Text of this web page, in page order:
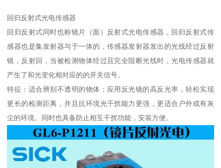
回归反射式光电传感器
回归反射式同时也称镜片（面）反射式光电传感器，回归反射式传
感器也是集发射器与于一体的，传感器发射器发出的光线经过反射
镜，反射回，当被检测物体经过且完全阻断光线时，光电传感器就
产生了和光变化相对应的的开关信号。
特征：适合辨别不透明的物体；应用反光镜的高反光率，轻松实现
更长的检测距离，并且抗环境光干扰能力更强，更适合户外或有灰
尘的环境。同时也具备防止相互干扰功能，安装方便。